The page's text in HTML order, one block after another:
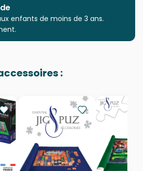
4005555007609
300 pièces
20 x 27 cm
enfants de moins de 3 ans.
: